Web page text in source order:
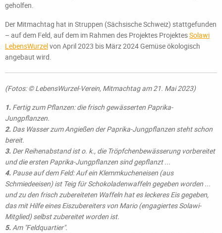
geholfen.
Der Mitmachtag hat in Struppen (Sächsische Schweiz) stattgefunden
– auf dem Feld, auf dem im Rahmen des Projektes ProjektesSolawi
LebensWurzelvon April 2023 bis März 2024 Gemüse ökologisch
angebaut wird.
(Fotos: © LebensWurzel-Verein, Mitmachtag am 21. Mai 2023)
1. Fertig zum Pflanzen: die frisch gewässerten Paprika-
Jungpflanzen.
2. Das Wasser zum Angießen der Paprika-Jungpflanzen steht schon
bereit.
3. Der Reihenabstand ist o. k., die Tröpfchenbewässerung vorbereitet
und die ersten Paprika-Jungpflanzen sind gepflanzt ...
4. Pause auf dem Feld: Auf ein Klemmkucheneisen (aus
Schmiedeeisen) ist Teig für Schokoladenwaffeln gegeben worden ...
und zu den frisch zubereiteten Waffeln hat es leckeres Eis gegeben,
das mit Hilfe eines Eiszubereiters von Mario (engagiertes Solawi-
Mitglied) selbst zubereitet worden ist.
5.Am "Feldquartier".